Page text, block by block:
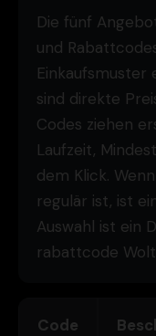
Die fünf
und
Einkaufsmuster
sind direkte
Codes ziehen
Laufzeit,
dem Klick.
regulär ist, ist
Auswahl ist ein
rabattcode
Code